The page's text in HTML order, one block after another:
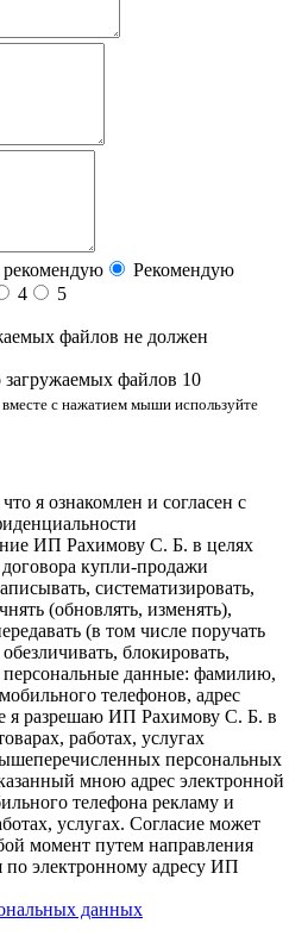
Рекомендую
4
5
файлов не должен
файлов 10
с нажатием мыши используйте
я ознакомлен и согласен с
ИП Рахимову С. Б. в целях
купли-продажи
систематизировать,
(обновлять, изменять),
(в том числе поручать
блокировать,
персональные данные: фамилию,
телефонов, адрес
я разрешаю ИП Рахимову С. Б. в
работах, услугах
персональных
мною адрес электронной
телефона рекламу и
услугах. Согласие может
момент путем направления
по электронному адресу ИП
данных